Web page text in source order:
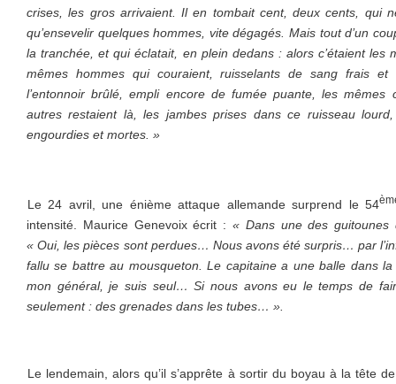
crises, les gros arrivaient. Il en tombait cent, deux cents, qui
qu’ensevelir quelques hommes, vite dégagés. Mais tout d’un
la tranchée, et qui éclatait, en plein dedans : alors c’étaient les
mêmes hommes qui couraient, ruisselants de sang frais
l’entonnoir brûlé, empli encore de fumée puante, les mêmes
autres restaient là, les jambes prises dans ce ruisseau
engourdies et mortes. »
Le 24 avril, une énième attaque allemande surprend le 54
intensité. Maurice Genevoix écrit : « Dans une des
« Oui, les pièces sont perdues… Nous avons été surpris… par
fallu se battre au mousqueton. Le capitaine a une balle dans
mon général, je suis seul… Si nous avons eu le temps de
seulement : des grenades dans les tubes… ».
Le lendemain, alors qu’il s’apprête à sortir du boyau à la tête